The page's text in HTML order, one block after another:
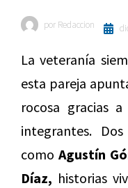
por Redaccion
La veteranía
esta pareja
rocosa gracias
integrantes.
como Agustín
Díaz, historias